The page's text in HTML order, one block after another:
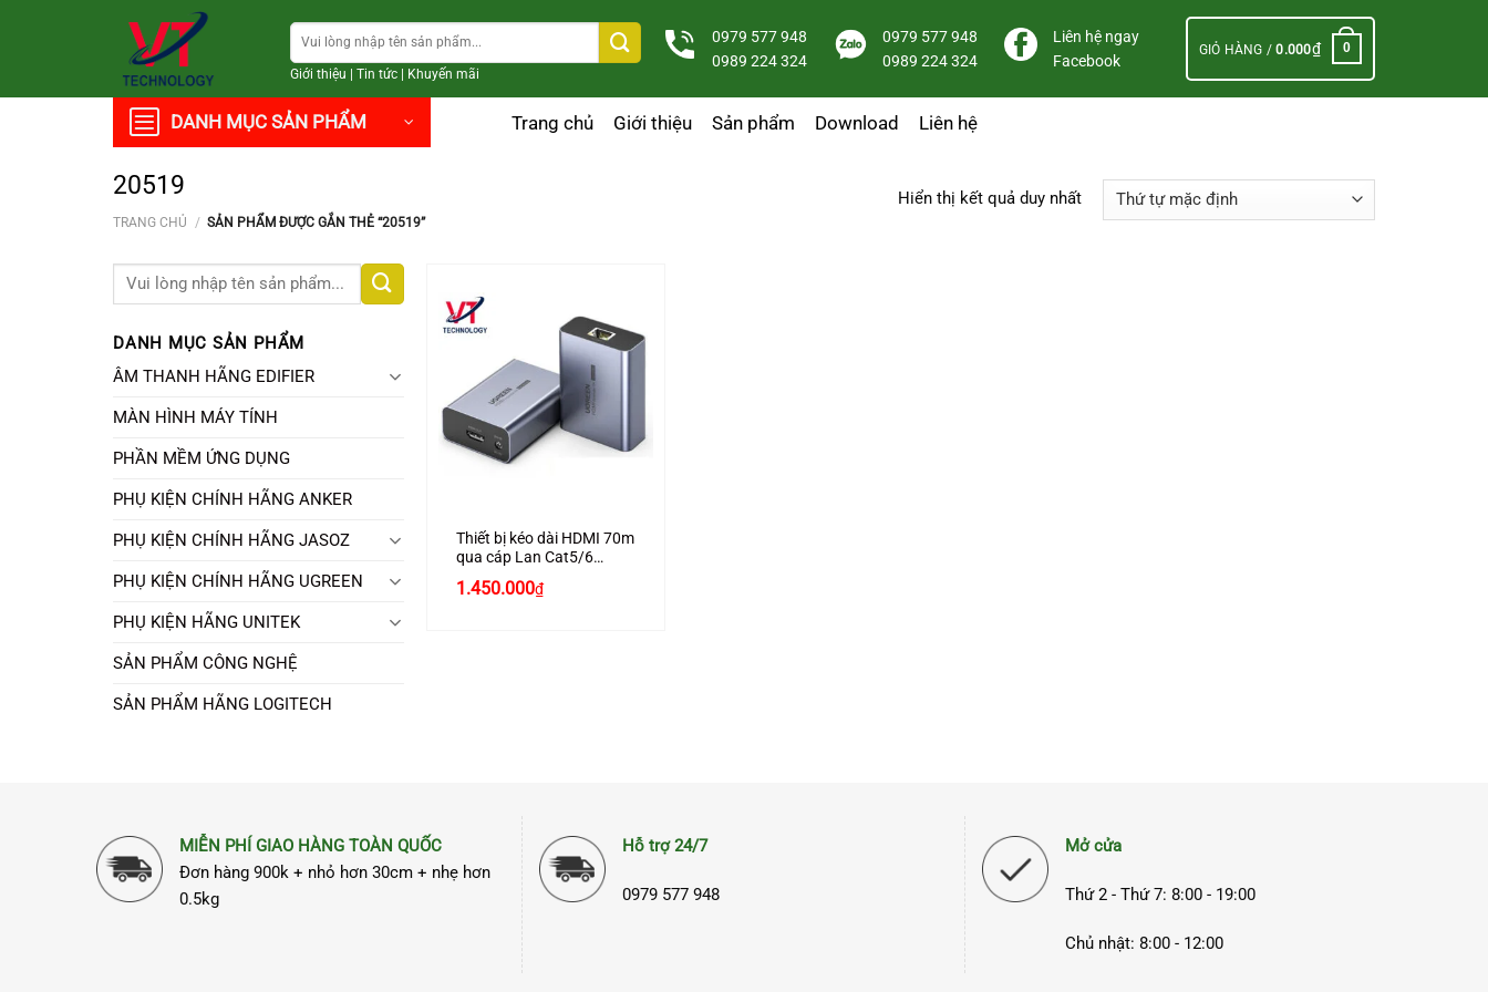
Tìm
kiếm:
Giới thiệu Tin tức| Khuyến mãi
0979 577 948
0989 224 324
0979 577 948
0989 224 324
Liên hệ ngay
Facebook
GIỎ HÀNG /0.000₫ 0
DANH MỤC SẢN PHẨM Trang chủ Giới thiệu Sản phẩm Download Liên hệ
20519
TRANG CHỦ / SẢN PHẨM ĐƯỢC GẮN THẺ “20519”
Hiển thị kết quả duy nhất
Tìm
DANH MỤC SẢN PHẨM
ÂM THANH HÃNG EDIFIER
MÀN HÌNH MÁY TÍNH
PHẦN MỀM ỨNG DỤNG
PHỤ KIỆN CHÍNH HÃNG ANKER
PHỤ KIỆN CHÍNH HÃNG JASOZ
PHỤ KIỆN CHÍNH HÃNG UGREEN
PHỤ KIỆN HÃNG UNITEK
SẢN PHẨM CÔNG NGHỆ
SẢN PHẨM HÃNG LOGITECH
Thiết bị kéo dài HDMI 70m
qua cáp Lan Cat5/6
Ugreen 20519 cao cấp
1.450.000₫
MIỄN PHÍ GIAO HÀNG TOÀN QUỐC
Đơn hàng 900k + nhỏ hơn 30cm + nhẹ hơn
0.5kg
Hỗ trợ 24/7
0979 577 948
Mở cửa
Thứ 2 - Thứ 7: 8:00 - 19:00
Chủ nhật: 8:00 - 12:00